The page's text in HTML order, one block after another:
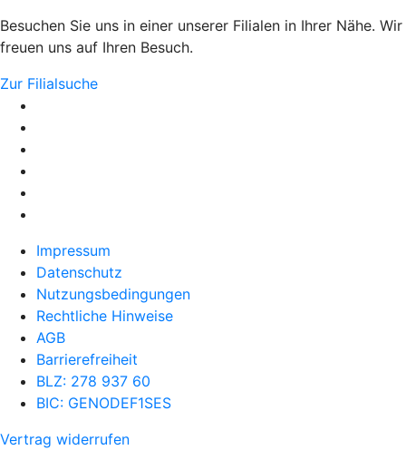
Besuchen Sie uns in einer unserer Filialen in Ihrer Nähe. Wir
freuen uns auf Ihren Besuch.
Zur Filialsuche
Impressum
Datenschutz
Nutzungsbedingungen
Rechtliche Hinweise
AGB
Barrierefreiheit
BLZ: 278 937 60
BIC: GENODEF1SES
Vertrag widerrufen